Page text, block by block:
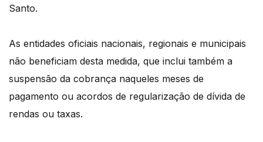
Santo.
As entidades oficiais nacionais, regionais e municipais
não beneficiam desta medida, que inclui também a
suspensão da cobrança naqueles meses de
pagamento ou acordos de regularização de dívida de
rendas ou taxas.